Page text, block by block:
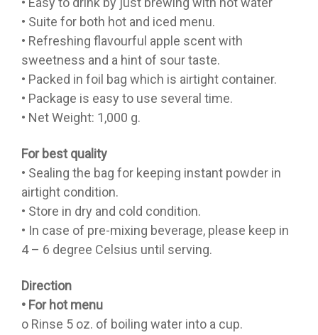
• Suite for both hot and iced menu.
• Refreshing flavourful apple scent with
sweetness and a hint of sour taste.
• Packed in foil bag which is airtight container.
• Package is easy to use several time.
• Net Weight: 1,000 g.
For best quality
• Sealing the bag for keeping instant powder in
airtight condition.
• Store in dry and cold condition.
• In case of pre-mixing beverage, please keep in
4 – 6 degree Celsius until serving.
Direction
• For hot menu
o Rinse 5 oz. of boiling water into a cup.